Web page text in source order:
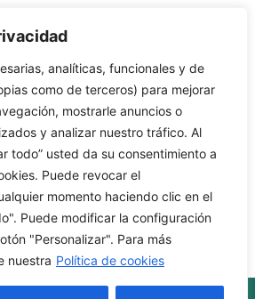
analíticas, funcionales y de
como de terceros) para mejorar
mostrarle anuncios o
y analizar nuestro tráfico. Al
todo” usted da su consentimiento a
Puede revocar el
momento haciendo clic en el
Puede modificar la configuración
"Personalizar". Para más
nuestra Política de cookies